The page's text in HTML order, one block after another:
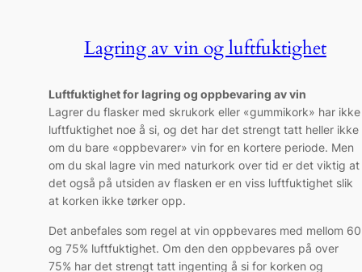
Lagring av vin og luftfuktighet
Luftfuktighet for lagring og oppbevaring av vin
Lagrer du flasker med skrukork eller «gummikork» har ikke
luftfuktighet noe å si, og det har det strengt tatt heller ikke
om du bare «oppbevarer» vin for en kortere periode. Men
om du skal lagre vin med naturkork over tid er det viktig at
det også på utsiden av flasken er en viss luftfuktighet slik
at korken ikke tørker opp.
Det anbefales som regel at vin oppbevares med mellom 60
og 75% luftfuktighet. Om den den oppbevares på over
75% har det strengt tatt ingenting å si for korken og